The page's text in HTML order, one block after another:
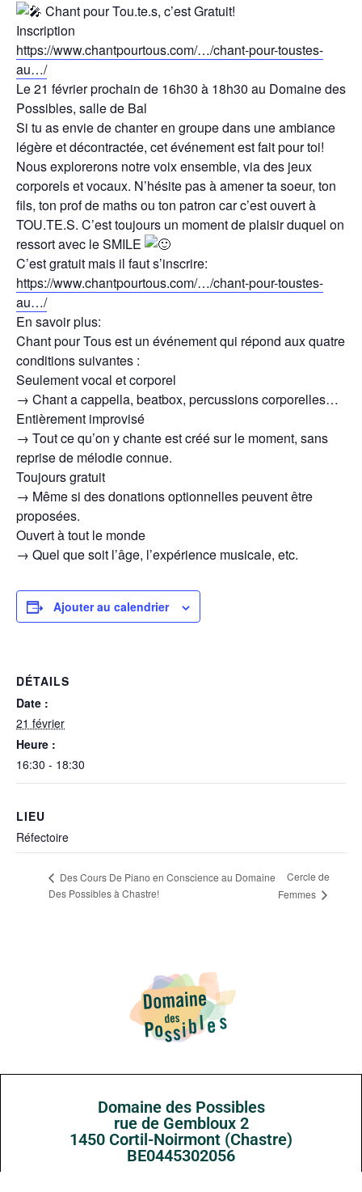
Chant pour Tou.te.s, c’est Gratuit!
Inscription
https://www.chantpourtous.com/…/chant-pour-toustes-
au…/
Le 21 février prochain de 16h30 à 18h30 au Domaine des
Possibles, salle de Bal
Si tu as envie de chanter en groupe dans une ambiance
légère et décontractée, cet événement est fait pour toi!
Nous explorerons notre voix ensemble, via des jeux
corporels et vocaux. N’hésite pas à amener ta soeur, ton
fils, ton prof de maths ou ton patron car c’est ouvert à
TOU.TE.S. C’est toujours un moment de plaisir duquel on
ressort avec le SMILE
C’est gratuit mais il faut s’inscrire:
https://www.chantpourtous.com/…/chant-pour-toustes-
au…/
En savoir plus:
Chant pour Tous est un événement qui répond aux quatre
conditions suivantes :
Seulement vocal et corporel
→ Chant a cappella, beatbox, percussions corporelles…
Entièrement improvisé
→ Tout ce qu’on y chante est créé sur le moment, sans
reprise de mélodie connue.
Toujours gratuit
→ Même si des donations optionnelles peuvent être
proposées.
Ouvert à tout le monde
→ Quel que soit l’âge, l’expérience musicale, etc.
Ajouter au calendrier
DÉTAILS
Date :
21 février
Heure :
16:30 - 18:30
LIEU
Réfectoire
Des Cours De Piano en Conscience au Domaine
Des Possibles à Chastre!
Cercle de
Femmes
Domaine des Possibles
rue de Gembloux 2
1450 Cortil-Noirmont (Chastre)
BE0445302056